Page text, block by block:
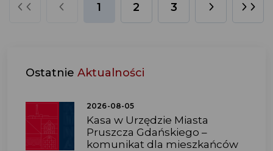
1 2 3
Ostatnie Aktualności
2026-08-05
Kasa w Urzędzie Miasta
Pruszcza Gdańskiego –
komunikat dla mieszkańców